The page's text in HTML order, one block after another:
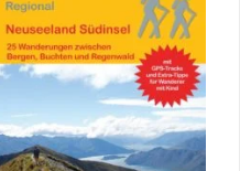
Zu
Wunschliste
hinzufügen